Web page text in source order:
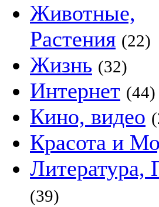
Животные,
Растения (22)
Жизнь (32)
Интернет (44)
Кино, видео
Красота и
Литература,
(39)